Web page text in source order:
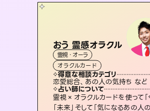
おう 霊感オラクル
霊視・オーラ
オラクルカード
得意な相談カテゴリ
恋愛総合、あの人の気持ち など
占い師について
霊視×オラクルカードを使って「
「未来」そして「気になるあの人
セラピスト理恵
霊視・オーラ
スピリチュアル・リーディング
得意な相談カテゴリ
片想い、二人の未来、年の差
占い師について
連絡再開、復縁、成就などの
多数。セラピストとして2万超
験があるからこそできる鑑定で
未来視師＊花
霊視・オーラ
スピリチュアル・リーディング
得意な相談カテゴリ
出逢い、片想い、復縁 など
占い師について
未来には何パターンもの選
ます。不安で視えにくくな
たの素敵な未来を見つけ、
アイリス -iris-
西洋占星術
ルーン
得意な相談カテゴリ
恋愛総合、片想い、二人
占い師について
スピリチュアル・リーディ
得意な相談カテゴリ
片想い、あの人の気持
占い師について
3,700年以上の歴史を
占術「易占」で詳細まで
かう道筋を示します。厳
霊視・オーラ タロ
スピリチュアル・リーディ
得意な相談カテゴ
片想い、あの人の気
占い師について
恋愛のお悩みの中でも
係」の相談を得意とし
恋人未満なお相手との